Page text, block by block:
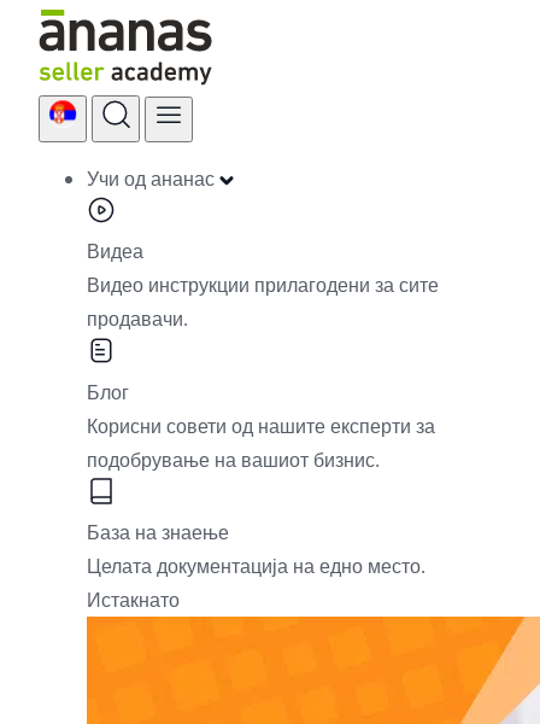
Skip
content
Учи од ананас
Видеа
Видео инструкции прилагодени за сите
продавачи.
Блог
Корисни совети од нашите експерти за
подобрување на вашиот бизнис.
База на знаење
Целата документација на едно место.
Истакнато